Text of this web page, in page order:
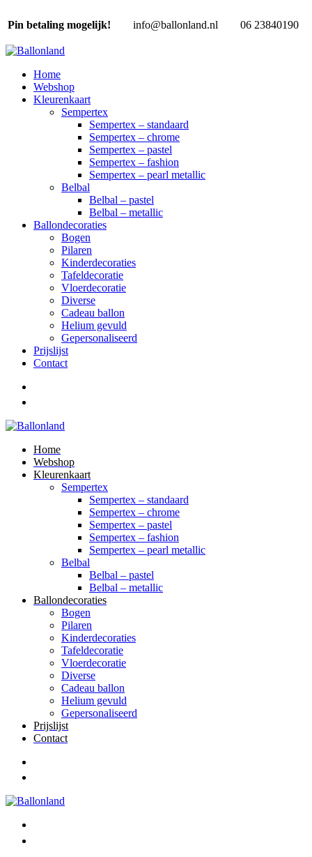
Pin betaling mogelijk! info@ballonland.nl 06 23840190
Home
Webshop
Kleurenkaart
Sempertex
Sempertex – standaard
Sempertex – chrome
Sempertex – pastel
Sempertex – fashion
Sempertex – pearl metallic
Belbal
Belbal – pastel
Belbal – metallic
Ballondecoraties
Bogen
Pilaren
Kinderdecoraties
Tafeldecoratie
Vloerdecoratie
Diverse
Cadeau ballon
Helium gevuld
Gepersonaliseerd
Prijslijst
Contact
Home
Webshop
Kleurenkaart
Sempertex
Sempertex – standaard
Sempertex – chrome
Sempertex – pastel
Sempertex – fashion
Sempertex – pearl metallic
Belbal
Belbal – pastel
Belbal – metallic
Ballondecoraties
Bogen
Pilaren
Kinderdecoraties
Tafeldecoratie
Vloerdecoratie
Diverse
Cadeau ballon
Helium gevuld
Gepersonaliseerd
Prijslijst
Contact